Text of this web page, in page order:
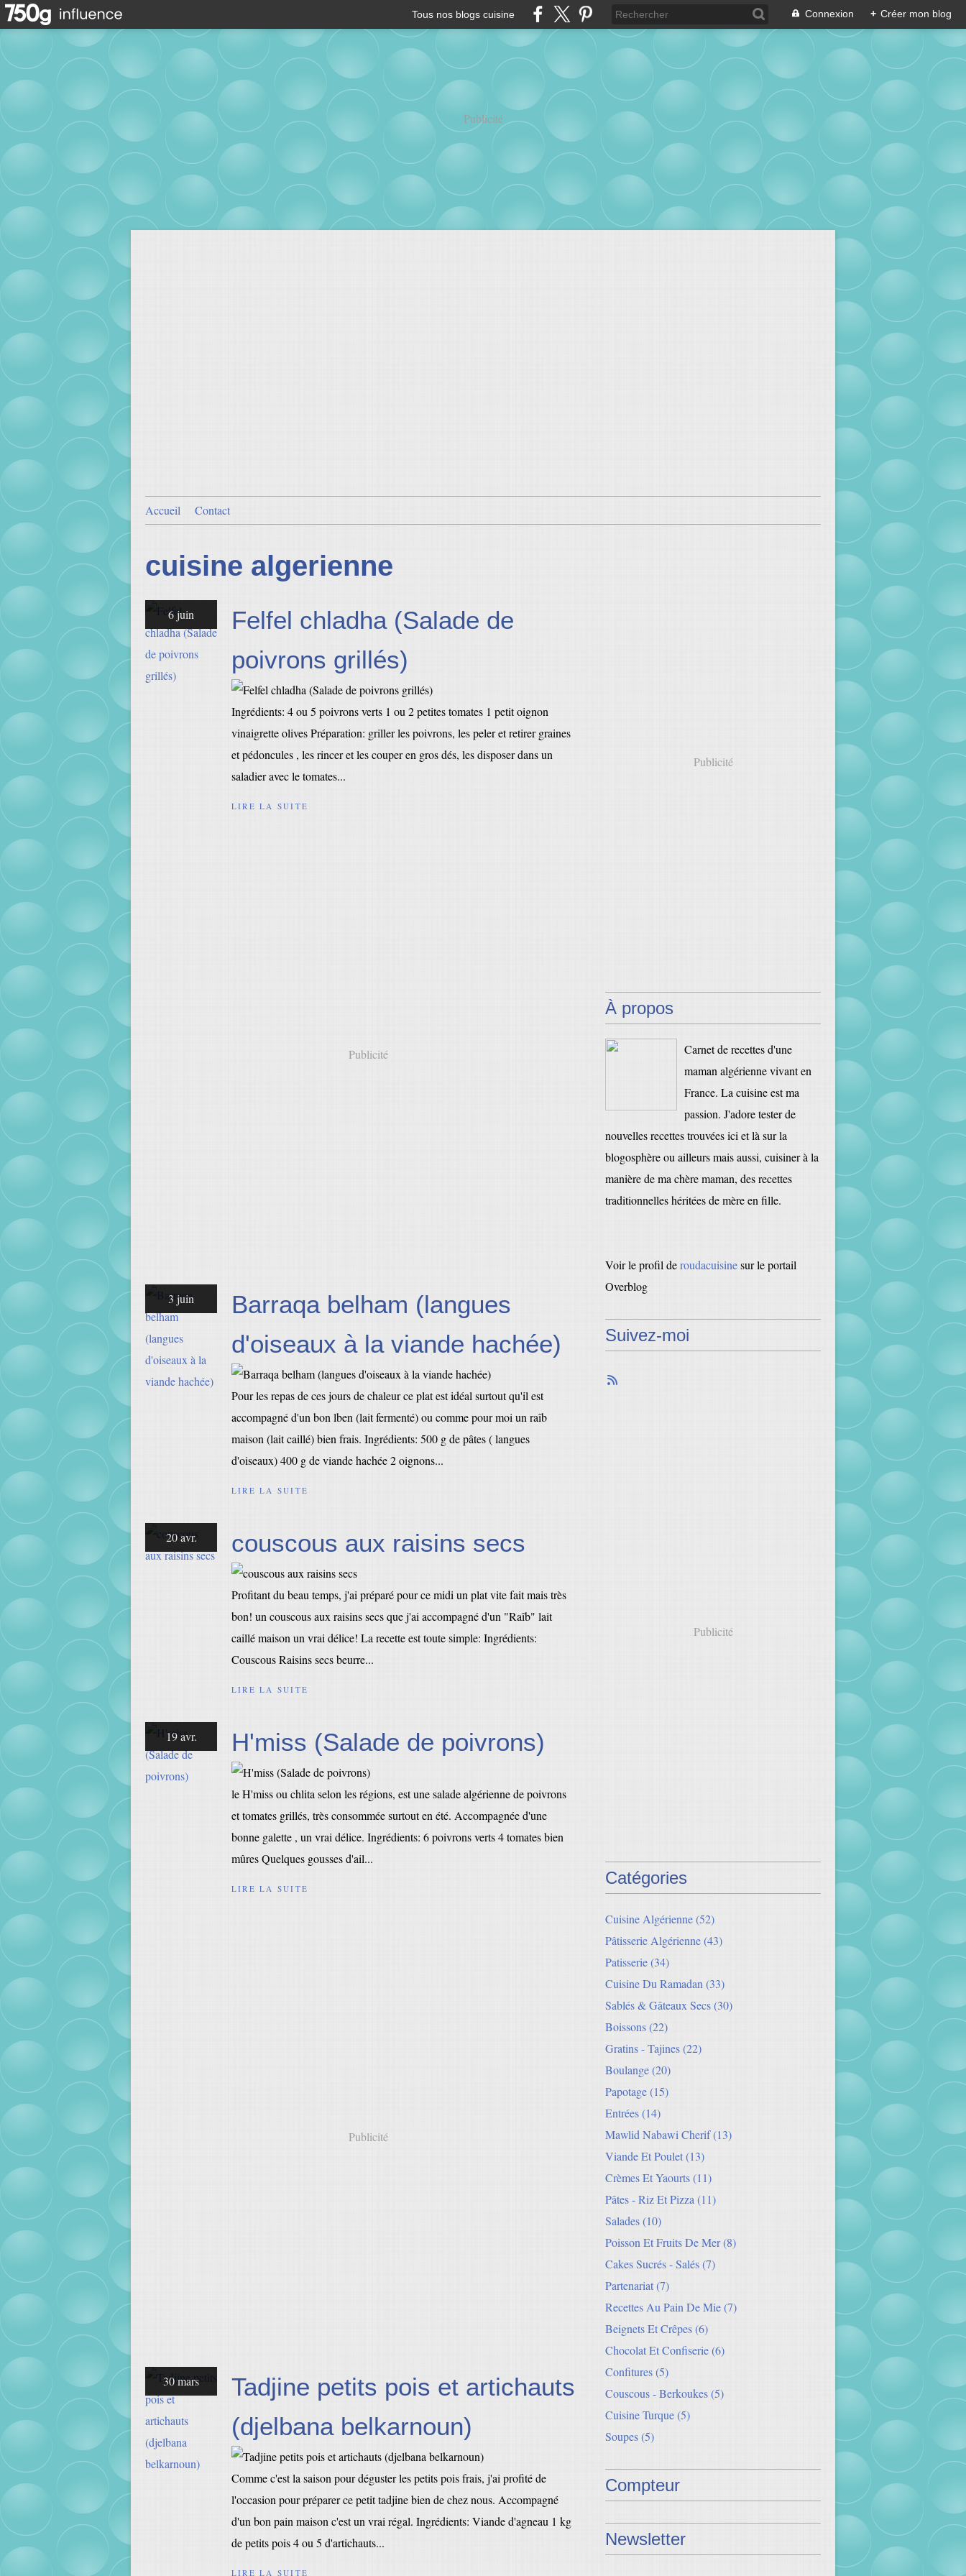
Tous nos blogs cuisine Connexion + Créer mon blog
Publicité
Accueil Contact
cuisine algerienne
6 juin
Felfel chladha (Salade de
poivrons grillés)
Ingrédients: 4 ou 5 poivrons verts 1 ou 2 petites tomates 1 petit oignon
vinaigrette olives Préparation: griller les poivrons, les peler et retirer graines
et pédoncules , les rincer et les couper en gros dés, les disposer dans un
saladier avec le tomates...
LIRE LA SUITE
Publicité
3 juin
Barraqa belham (langues
d'oiseaux à la viande hachée)
Pour les repas de ces jours de chaleur ce plat est idéal surtout qu'il est
accompagné d'un bon lben (lait fermenté) ou comme pour moi un raîb
maison (lait caillé) bien frais. Ingrédients: 500 g de pâtes ( langues
d'oiseaux) 400 g de viande hachée 2 oignons...
LIRE LA SUITE
20 avr. couscous aux raisins secs
Profitant du beau temps, j'ai préparé pour ce midi un plat vite fait mais très
bon! un couscous aux raisins secs que j'ai accompagné d'un "Raîb" lait
caillé maison un vrai délice! La recette est toute simple: Ingrédients:
Couscous Raisins secs beurre...
LIRE LA SUITE
19 avr. H'miss (Salade de poivrons)
le H'miss ou chlita selon les régions, est une salade algérienne de poivrons
et tomates grillés, très consommée surtout en été. Accompagnée d'une
bonne galette , un vrai délice. Ingrédients: 6 poivrons verts 4 tomates bien
mûres Quelques gousses d'ail...
LIRE LA SUITE
Publicité
30 mars
Tadjine petits pois et artichauts
(djelbana belkarnoun)
Comme c'est la saison pour déguster les petits pois frais, j'ai profité de
l'occasion pour préparer ce petit tadjine bien de chez nous. Accompagné
d'un bon pain maison c'est un vrai régal. Ingrédients: Viande d'agneau 1 kg
de petits pois 4 ou 5 d'artichauts...
LIRE LA SUITE
Publicité
À propos
Carnet de recettes d'une
maman algérienne vivant en
France. La cuisine est ma
passion. J'adore tester de
nouvelles recettes trouvées ici et là sur la
blogosphère ou ailleurs mais aussi, cuisiner à la
manière de ma chère maman, des recettes
traditionnelles héritées de mère en fille.
Voir le profil deroudacuisinesur le portail
Overblog
Suivez-moi
Publicité
Catégories
Cuisine Algérienne(52)
Pâtisserie Algérienne(43)
Patisserie(34)
Cuisine Du Ramadan (33)
Sablés & Gâteaux Secs(30)
Boissons(22)
Gratins - Tajines(22)
Boulange(20)
Papotage(15)
Entrées(14)
Mawlid Nabawi Cherif(13)
Viande Et Poulet(13)
Crèmes Et Yaourts(11)
Pâtes - Riz Et Pizza (11)
Salades(10)
Poisson Et Fruits De Mer(8)
Cakes Sucrés - Salés(7)
Partenariat(7)
Recettes Au Pain De Mie(7)
Beignets Et Crêpes(6)
Chocolat Et Confiserie(6)
Confitures(5)
Couscous - Berkoukes(5)
Cuisine Turque(5)
Soupes(5)
Compteur
Newsletter